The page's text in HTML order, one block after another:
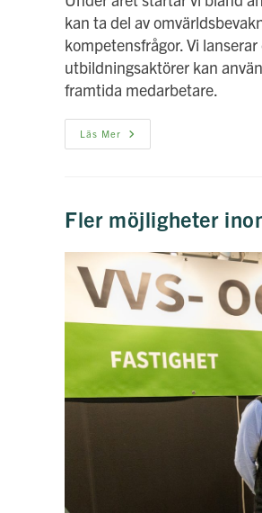
kan ta del av
kompetensfrågor. Vi
utbildningsaktörer kan
framtida medarbetare.
Läs Mer Nyhetsbrev
Januari/februari
Fler möjligheter